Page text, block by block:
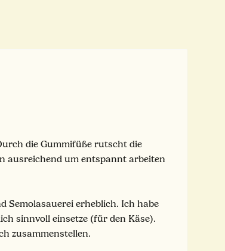
die Gummifüße rutscht die
ausreichend um entspannt arbeiten
Semolasauerei erheblich. Ich habe
sinnvoll einsetze (für den Käse).
zusammenstellen.